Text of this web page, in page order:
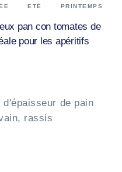
ETÉ PRINTEMPS
pan con tomates de
pour les apéritifs
de pain
rassis